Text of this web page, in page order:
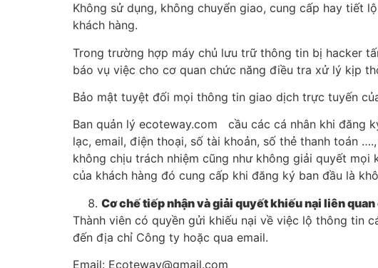
Không sử dụng, không chuyển giao, cung cấp hay tiết
khách hàng.
Trong trường hợp máy chủ lưu trữ thông tin bị hacker
báo vụ việc cho cơ quan chức năng điều tra xử lý kịp
Bảo mật tuyệt đối mọi thông tin giao dịch trực tuyến
Ban quản lý ecoteway.com cầu các cá nhân khi đăng
lạc, email, điện thoại, số tài khoản, số thẻ thanh toán
không chịu trách nhiệm cũng như không giải quyết
của khách hàng đó cung cấp khi đăng ký ban đầu là
Cơ chế tiếp nhận và giải quyết khiếu nại liên
Thành viên có quyền gửi khiếu nại về việc lộ thông tin
đến địa chỉ Công ty hoặc qua email.
Email: Ecoteway@gmail.com